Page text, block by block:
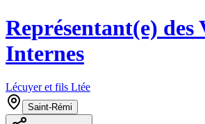
Représentant(e) des
Internes
Lécuyer et fils Ltée
Saint-Rémi